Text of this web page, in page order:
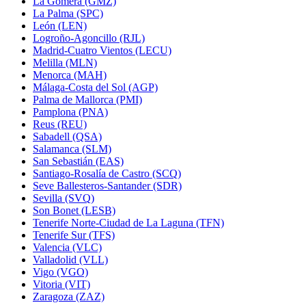
La Palma (SPC)
León (LEN)
Logroño-Agoncillo (RJL)
Madrid-Cuatro Vientos (LECU)
Melilla (MLN)
Menorca (MAH)
Málaga-Costa del Sol (AGP)
Palma de Mallorca (PMI)
Pamplona (PNA)
Reus (REU)
Sabadell (QSA)
Salamanca (SLM)
San Sebastián (EAS)
Santiago-Rosalía de Castro (SCQ)
Seve Ballesteros-Santander (SDR)
Sevilla (SVQ)
Son Bonet (LESB)
Tenerife Norte-Ciudad de La Laguna (TFN)
Tenerife Sur (TFS)
Valencia (VLC)
Valladolid (VLL)
Vigo (VGO)
Vitoria (VIT)
Zaragoza (ZAZ)